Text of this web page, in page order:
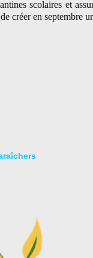
scolaires et
créer en septembre